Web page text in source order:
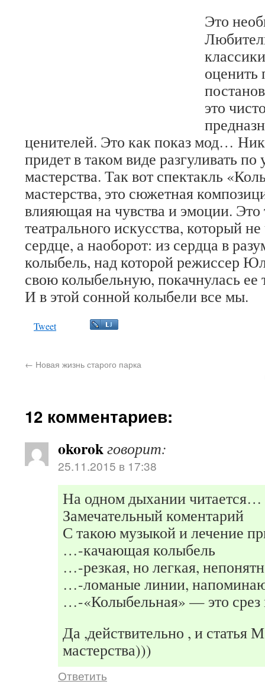
Это
оценить
это
ценителей. Это как показ мод…
придет в таком виде разгуливать по
мастерства. Так вот спектакль
мастерства, это сюжетная
влияющая на чувства и эмоции. Это
театрального искусства, который
сердце, а наоборот: из сердца в
колыбель, над которой режиссер
свою колыбельную, покачнулась
И в этой сонной колыбели все мы.
Tweet
← Новая жизнь старого парка
12 комментариев:
okorokговорит:
25.11.2015 в 17:38
На одном дыхании читается…
Замечательный коментарий
С такою музыкой и лечение
…-качающая колыбель
…-резкая, но легкая,
…-ломаные линии,
…-«Колыбельная» — это срез
Да ,действительно , и статья
мастерства)))
Ответить